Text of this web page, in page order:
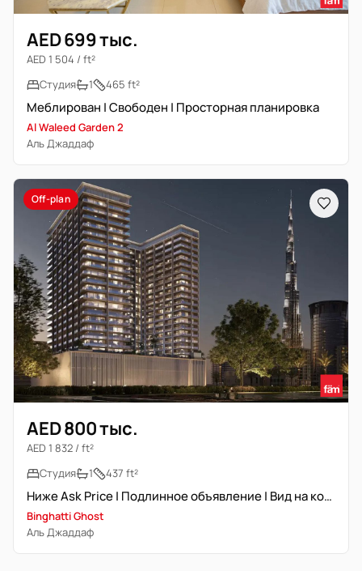
AED 699 тыс.
AED 1 504 / ft²
Студия
1 465 ft²
Меблирован | Свободен | Просторная планировка
Al Waleed Garden 2
Аль Джаддаф
Off-plan
AED 800 тыс.
AED 1 832 / ft²
Студия
1 437 ft²
Ниже Ask Price | Подлинное объявление | Вид на комплекс
Binghatti Ghost
Аль Джаддаф